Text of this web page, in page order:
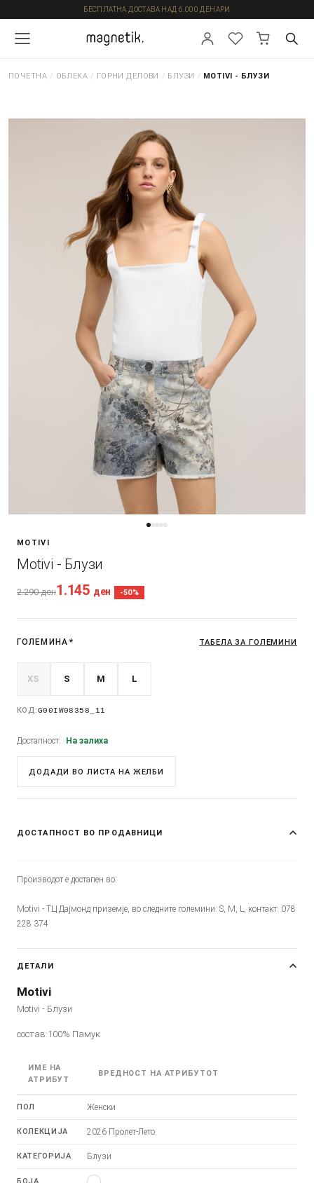
БЕСПЛАТНА ДОСТАВА НАД 6.000 ДЕНАРИ
ПОЧЕТНА / ОБЛЕКА / ГОРНИ ДЕЛОВИ / БЛУЗИ / MOTIVI - БЛУЗИ
MOTIVI
Motivi - Блузи
2.290ден1.145 ден -50%
ГОЛЕМИНА * ТАБЕЛА ЗА ГОЛЕМИНИ
XS S M L
КОД:G00IW08358_11
Достапност: На залиха
ДОДАДИ ВО ЛИСТА НА ЖЕЛБИ
ДОСТАПНОСТ ВО ПРОДАВНИЦИ
Производот е достапен во:
Motivi - ТЦ Дајмонд приземје, во следните големини: S, M, L, контакт: 078
228 374
ДЕТАЛИ
Motivi
Motivi - Блузи
состав:100% Памук
ИМЕ НА
АТРИБУТ
ВРЕДНОСТ НА АТРИБУТОТ
ПОЛ Женски
КОЛЕКЦИЈА 2026 Пролет-Лето
КАТЕГОРИЈА Блузи